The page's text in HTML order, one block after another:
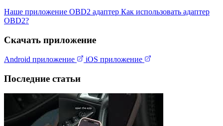
Наше приложение OBD2 адаптер Как использовать адаптер
OBD2?
Скачать приложение
Android приложение iOS приложение
Последние статьи